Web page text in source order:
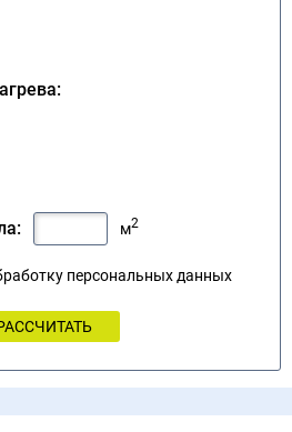
м2
персональных данных